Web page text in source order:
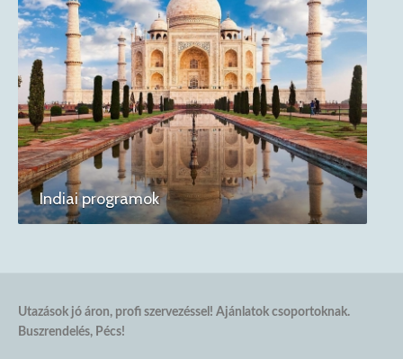
Indiai programok
Utazások jó áron, profi szervezéssel! Ajánlatok csoportoknak.
Buszrendelés, Pécs!